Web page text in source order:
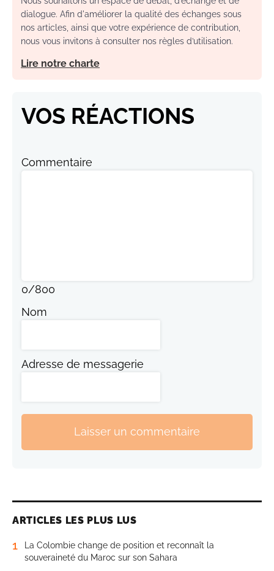
dialogue. Afin d'améliorer la qualité des échanges sous
nos articles, ainsi que votre expérience de contribution,
nous vous invitons à consulter nos règles d’utilisation.
Lire notre charte
VOS RÉACTIONS
Commentaire
0/800
Nom
Adresse de messagerie
Laisser un commentaire
ARTICLES LES PLUS LUS
1
La Colombie change de position et reconnaît la
souveraineté du Maroc sur son Sahara